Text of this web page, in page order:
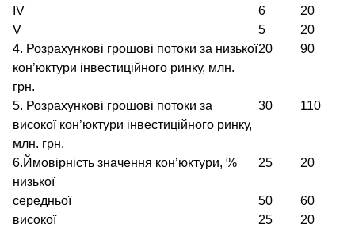
IV
6
20
V
5
20
4. Розрахункові грошові потоки за низької
кон’юктури інвестиційного ринку, млн.
грн.
20 90
5. Розрахункові грошові потоки за
високої кон’юктури інвестиційного ринку,
млн. грн.
30 110
6.Ймовірність значення кон’юктури, %
низької
25 20
середньої 50
60
високої
25 20